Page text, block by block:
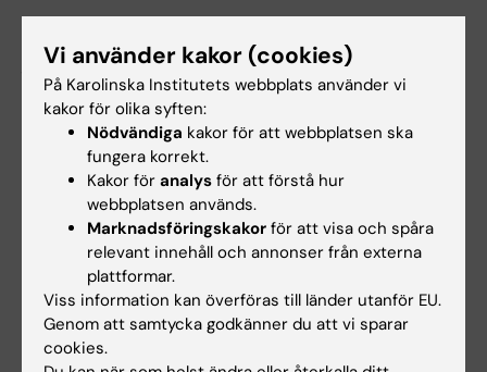
pressmeddelande från Lundbeckfonden.
Om The Brain
Prize
The Brain Prize är
världens största
neurovetenskapliga
forskningspris och
delas ut varje år av
Vi använder kakor (cookies)
På Karolinska Institutets webbplats använder vi
kakor för olika syften:
Nödvändiga kakor för att webbplatsen ska
fungera korrekt.
Kakor för analys för att förstå hur
webbplatsen används.
Marknadsföringskakor för att visa och spåra
relevant innehåll och annonser från externa
plattformar.
Viss information kan överföras till länder utanför EU.
Genom att samtycka godkänner du att vi sparar
cookies.